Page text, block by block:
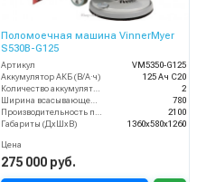
Поломоечная машина VinnerMyer
S530B-G125
Артикул
VM5350-G125
Аккумулятор АКБ (В/А·ч)
125 Ач С20
2
780
2100
Габариты (ДхШхВ)
1360х580х1260
Цена
275 000 руб.